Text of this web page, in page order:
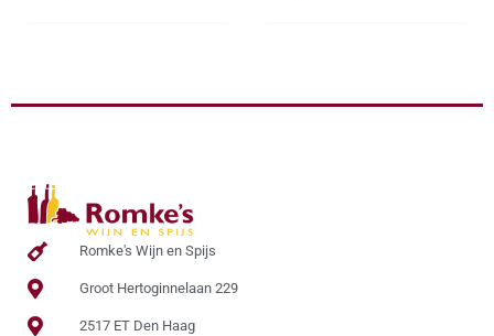
Romke's Wijn en Spijs
Groot Hertoginnelaan 229
2517 ET Den Haag